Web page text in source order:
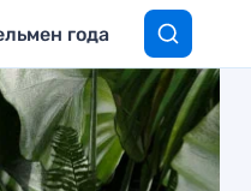
года